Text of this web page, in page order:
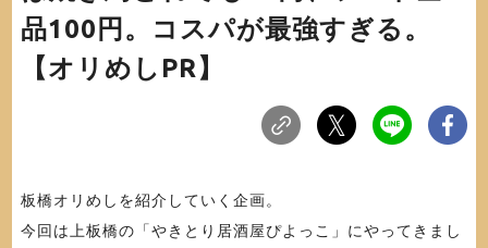
品100円。コスパが最強すぎる。
【オリめしPR】
板橋オリめしを紹介していく企画。
今回は上板橋の「やきとり居酒屋ぴよっこ」にやってきまし